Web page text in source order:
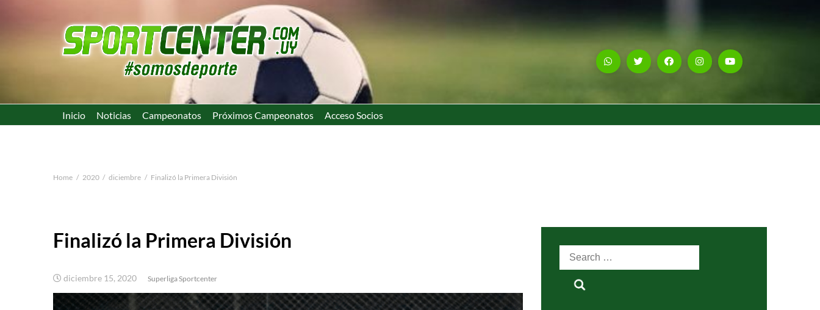
Inicio Noticias Campeonatos Próximos Campeonatos Acceso Socios
Home 2020 diciembre Finalizó la Primera División
Finalizó la Primera División
diciembre 15, 2020 Superliga Sportcenter
Search
for: